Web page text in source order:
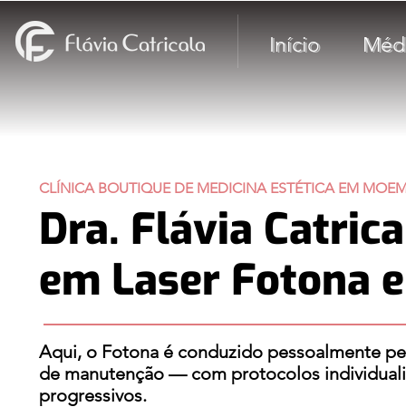
Início
CLÍNICA BOUTIQUE DE MEDICINA ESTÉTICA EM
Dra. Flávia
em Laser Fotona
Aqui, o Fotona é conduzido pessoalmente
de manutenção — com protocolos
progressivos.